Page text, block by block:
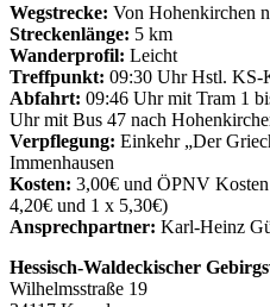
Wegstrecke: Von Hohenkirchen
Streckenlänge: 5 km
Wanderprofil: Leicht
Treffpunkt: 09:30 Uhr Hstl. KS-
Abfahrt: 09:46 Uhr mit Tram 1
Uhr mit Bus 47 nach
Verpflegung: Einkehr „Der
Immenhausen
Kosten: 3,00€ und ÖPNV
4,20€ und 1 x 5,30€)
Ansprechpartner: Karl-Heinz
Hessisch-Waldeckischer
Wilhelmsstraße 19